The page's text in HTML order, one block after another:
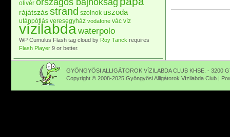
olivér országos bajnokság
rájátszás strand szolnok uszoda
utánpótlás veresegyház vodafone vác víz
vízilabdawaterpolo
WP Cumulus Flash tag cloud by Roy Tanck requires
Flash Player 9 or better.
GYÖNGYÖSI ALLIGÁTOROK VÍZILABDA CLUB KHSE. - 3200
Copyright © 2008-2025 Gyöngyösi Alligátorok Vízilabda Club |